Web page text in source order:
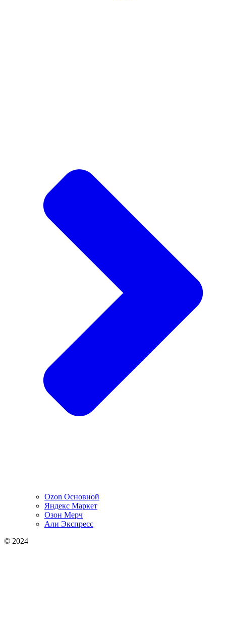
Ozon Основной
Яндекс Маркет
Озон Мерч
Али Экспресс
© 2024